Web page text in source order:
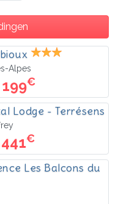
Alpes
199€
Lodge - Terrésens
441€
Les Balcons du